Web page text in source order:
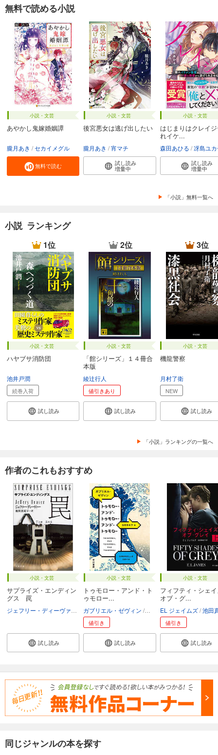
無料で読める小説
小説・文芸
あやかし鬼嫁婚姻譚
朧月あき セカイメグル
無料で読む
小説・文芸
後宮悪女は逃げ出したい
朧月あき 宵マチ
試し読み
増量中
小説・文芸
はじまりはクレイ
れイケ...
森田あひる 冴島ユ
試し読み
増量中
「小説」無料一覧へ
小説 ランキング
1位
小説・文芸
ハヤブサ消防団
池井戸潤
続巻入荷
試し読み
2位
小説・文芸
「館シリーズ」１４冊合
本版
綾辻行人
値引きあり
試し読み
3位
小説・文芸
機龍警察
月村了衛
NEW
試し読み
「小説」ランキングの一覧へ
作者のこれもおすすめ
小説・文芸
サプライズ・エンディン
グス 罠
池田真紀子
試し読み
小説・文芸
トゥモロー・アンド・ト
ゥモロー...
ガブリエル・ゼヴィン 池田真紀子
値引き
試し読み
小説・文芸
フィフティ・シェ
オブ・グ...
EL ジェイムズ 池田
値引き
試し読み
同じジャンルの本を探す